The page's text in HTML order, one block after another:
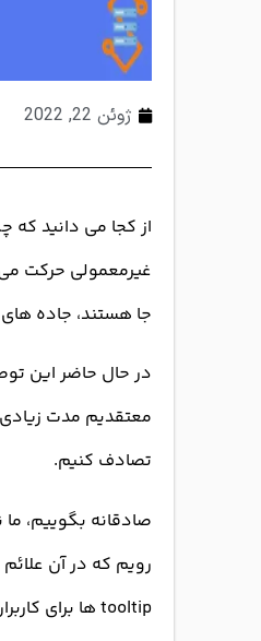
ژوئن 22, 2022
از کجا می دانید که
غیرمعمولی حرکت
جا هستند، جاده
در حال حاضر این
معتقدیم مدت زیادی
تصادف کنیم.
صادقانه بگوییم،
رویم که در آن
tooltip ها برای کاربران مانند علائم راهنمایی و رانندگی برای رانندگان هستند، چه می شود؟